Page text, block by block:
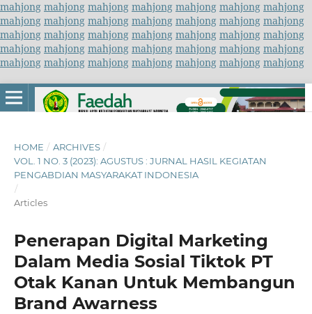
mahjong mahjong mahjong mahjong mahjong mahjong mahjong
mahjong mahjong mahjong mahjong mahjong mahjong mahjong
mahjong mahjong mahjong mahjong mahjong mahjong mahjong
mahjong mahjong mahjong mahjong mahjong mahjong mahjong
mahjong mahjong mahjong mahjong mahjong mahjong mahjong
HOME / ARCHIVES /
VOL. 1 NO. 3 (2023): AGUSTUS : JURNAL HASIL KEGIATAN
PENGABDIAN MASYARAKAT INDONESIA
/
Articles
Penerapan Digital Marketing
Dalam Media Sosial Tiktok PT
Otak Kanan Untuk Membangun
Brand Awarness